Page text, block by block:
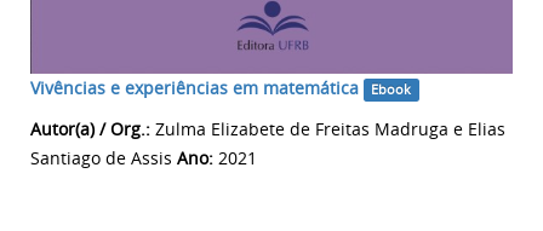
Vivências e experiências em matemática Ebook
Autor(a) / Org.: Zulma Elizabete de Freitas Madruga e Elias
Santiago de Assis Ano: 2021